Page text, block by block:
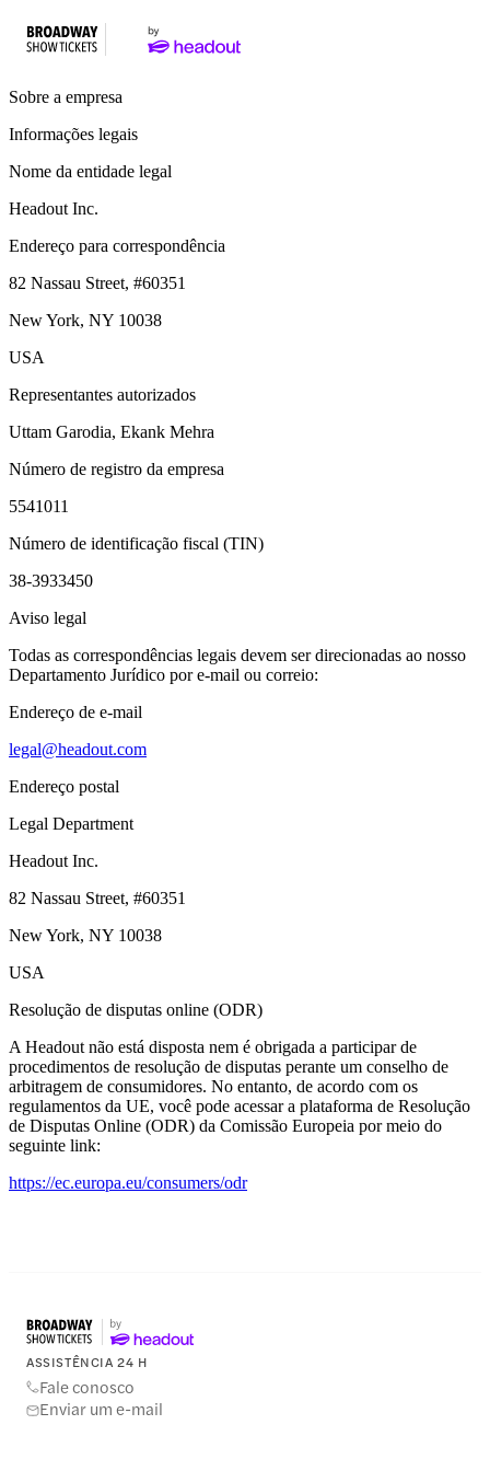
Sobre a empresa
Informações legais
Nome da entidade legal
Headout Inc.
Endereço para correspondência
82 Nassau Street, #60351
New York, NY 10038
USA
Representantes autorizados
Uttam Garodia, Ekank Mehra
Número de registro da empresa
5541011
Número de identificação fiscal (TIN)
38-3933450
Aviso legal
Todas as correspondências legais devem ser direcionadas ao nosso
Departamento Jurídico por e-mail ou correio:
Endereço de e-mail
legal@headout.com
Endereço postal
Legal Department
Headout Inc.
82 Nassau Street, #60351
New York, NY 10038
USA
Resolução de disputas online (ODR)
A Headout não está disposta nem é obrigada a participar de
procedimentos de resolução de disputas perante um conselho de
arbitragem de consumidores. No entanto, de acordo com os
regulamentos da UE, você pode acessar a plataforma de Resolução
de Disputas Online (ODR) da Comissão Europeia por meio do
seguinte link:
https://ec.europa.eu/consumers/odr
ASSISTÊNCIA 24 H
Fale conosco
Enviar um e-mail